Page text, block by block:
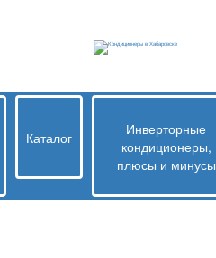
Каталог
Инверторные
кондиционеры,
плюсы и минусы